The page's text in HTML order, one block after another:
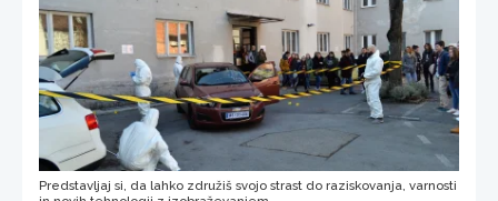
Predstavljaj si, da lahko združiš svojo strast do raziskovanja, varnosti